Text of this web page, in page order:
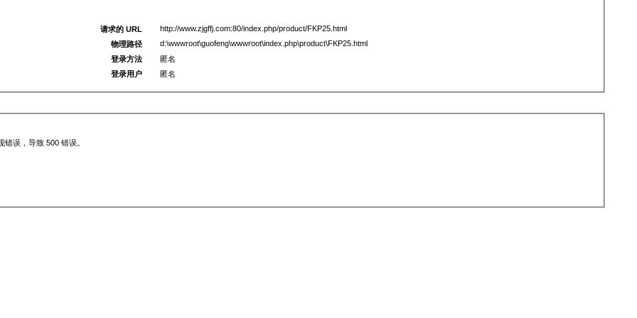
请求的 URL
http://www.zjgffj.com:80/index.php/product/FKP25.html
物理路径
d:\wwwroot\guofeng\wwwroot\index.php\product\FKP25.html
登录方法
匿名
登录用户
匿名
误，导致 500 错误。